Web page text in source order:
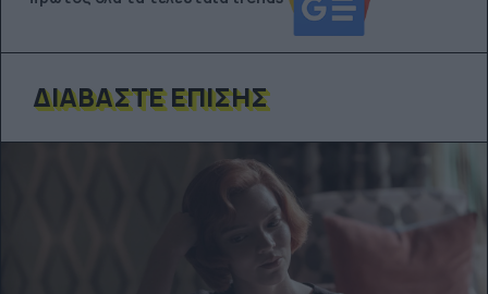
ΔΙΑΒΆΣΤΕ ΕΠΊΣΗΣ